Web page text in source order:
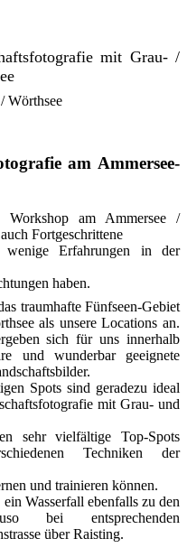
mit Grau- /
Wörthsee
am Ammersee-
am Ammersee /
Fortgeschrittene
Erfahrungen in der
haben.
traumhafte Fünfseen-Gebiet
als unsere Locations an.
sich für uns innerhalb
und wunderbar geeignete
Spots sind geradezu ideal
mit Grau- und
sehr vielfältige Top-Spots
Techniken der
und trainieren können.
Wasserfall ebenfalls zu den
bei entsprechenden
über Raisting.